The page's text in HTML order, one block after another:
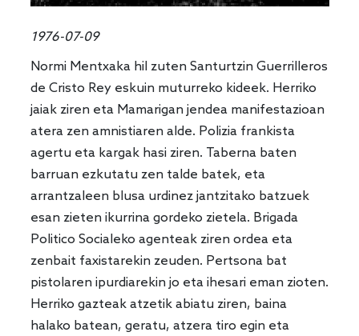
1976-07-09
Normi Mentxaka hil zuten Santurtzin Guerrilleros
de Cristo Rey eskuin muturreko kideek. Herriko
jaiak ziren eta Mamarigan jendea manifestazioan
atera zen amnistiaren alde. Polizia frankista
agertu eta kargak hasi ziren. Taberna baten
barruan ezkutatu zen talde batek, eta
arrantzaleen blusa urdinez jantzitako batzuek
esan zieten ikurrina gordeko zietela. Brigada
Politico Socialeko agenteak ziren ordea eta
zenbait faxistarekin zeuden. Pertsona bat
pistolaren ipurdiarekin jo eta ihesari eman zioten.
Herriko gazteak atzetik abiatu ziren, baina
halako batean, geratu, atzera tiro egin eta